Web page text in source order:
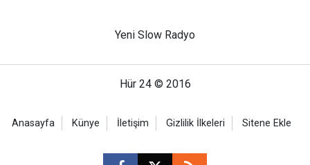
Yeni Slow Radyo
Hür 24 © 2016
Anasayfa Künye İletişim Gizlilik İlkeleri Sitene Ekle